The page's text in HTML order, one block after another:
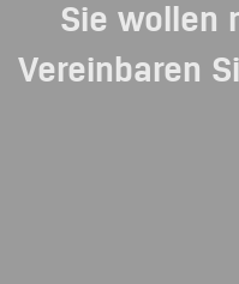
Sie wollen
Vereinbaren